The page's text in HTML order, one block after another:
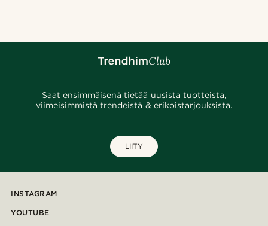
Saat ensimmäisenä tietää uusista tuotteista,
viimeisimmistä trendeistä & erikoistarjouksista.
LIITY
INSTAGRAM
YOUTUBE